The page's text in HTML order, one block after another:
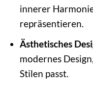
innerer
repräsentieren.
Ästhetisches
modernes
Stilen passt.